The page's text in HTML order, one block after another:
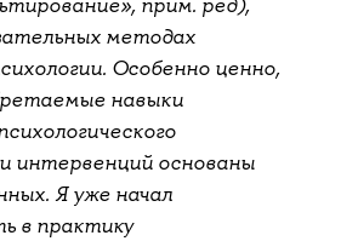
методах
Особенно ценно,
навыки
интервенций основаны
Я уже начал
в практику